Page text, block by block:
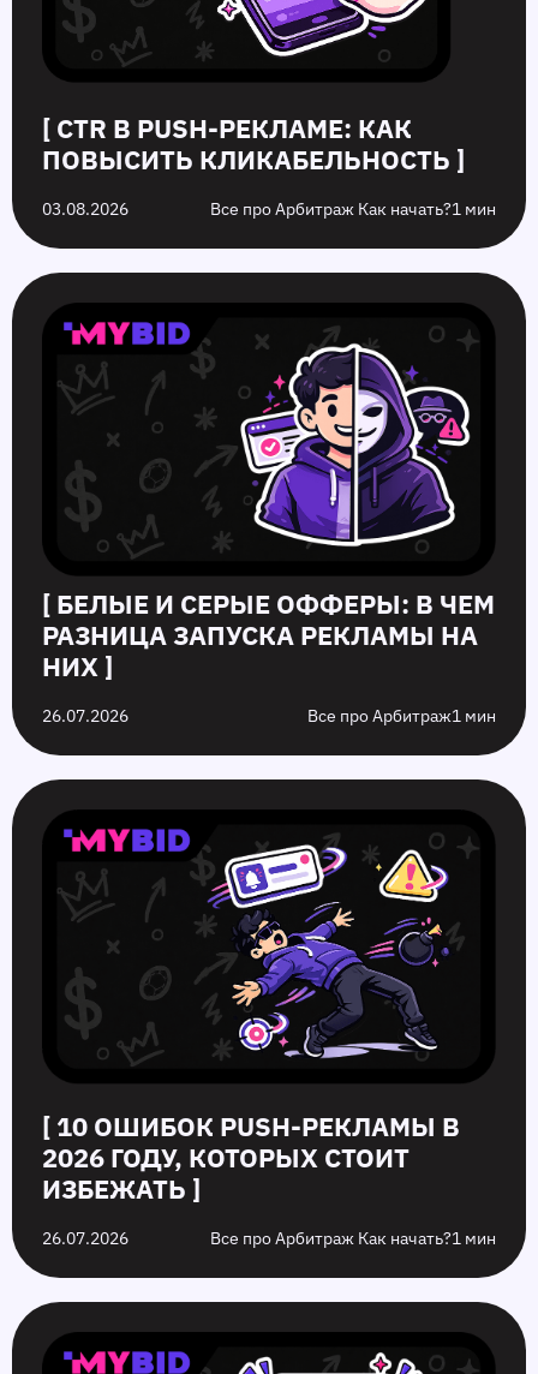
стратегии
[ CTR В PUSH-РЕКЛАМЕ: КАК
ПОВЫСИТЬ КЛИКАБЕЛЬНОСТЬ ]
03.08.2026 Все про Арбитраж Как начать?1 мин
[ БЕЛЫЕ И СЕРЫЕ ОФФЕРЫ: В ЧЕМ
РАЗНИЦА ЗАПУСКА РЕКЛАМЫ НА
НИХ ]
26.07.2026 Все про Арбитраж1 мин
[ 10 ОШИБОК PUSH‑РЕКЛАМЫ В
2026 ГОДУ, КОТОРЫХ СТОИТ
ИЗБЕЖАТЬ ]
26.07.2026 Все про Арбитраж Как начать?1 мин